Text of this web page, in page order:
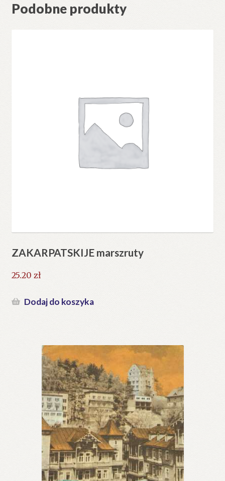
Podobne produkty
ZAKARPATSKIJE marszruty
25.20 zł
Dodaj do koszyka